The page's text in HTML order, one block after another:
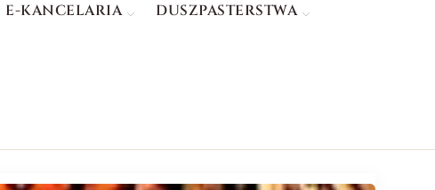
E-KANCELARIA DUSZPASTERSTWA